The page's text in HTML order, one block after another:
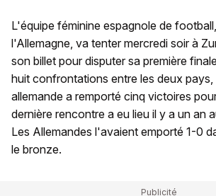
L'équipe féminine espagnole de
l'Allemagne, va tenter mercredi soir à
son billet pour disputer sa première
huit confrontations entre les deux
allemande a remporté cinq victoires
dernière rencontre a eu lieu il y a un an
Les Allemandes l'avaient emporté 1-0
le bronze.